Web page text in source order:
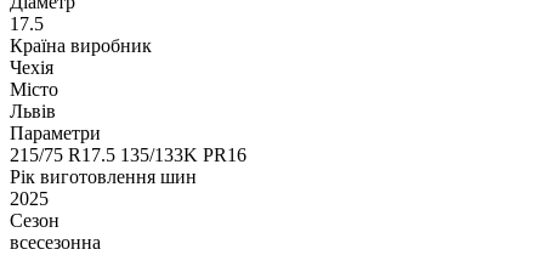
17.5
Країна виробник
Чехія
Місто
Львів
Параметри
215/75 R17.5 135/133K PR16
Рік виготовлення шин
2025
Сезон
всесезонна